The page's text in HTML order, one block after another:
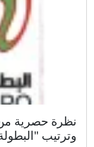
نظرة حصرية
وترتيب "البطولة 2" لموسم